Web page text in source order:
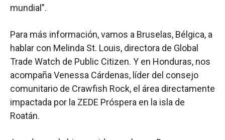
mundial”.
Para más información, vamos a Bruselas, Bélgica, a
hablar con Melinda St. Louis, directora de Global
Trade Watch de Public Citizen. Y en Honduras, nos
acompaña Venessa Cárdenas, líder del consejo
comunitario de Crawfish Rock, el área directamente
impactada por la ZEDE Próspera en la isla de
Roatán.